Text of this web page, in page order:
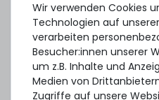
Lieferumfang:
Beachten Sie, dass es
Wir verwenden Cookies
Technologien auf
verarbeiten
Besucher:innen unserer
um z.B. Inhalte und
Medien von
Zugriffe auf unsere